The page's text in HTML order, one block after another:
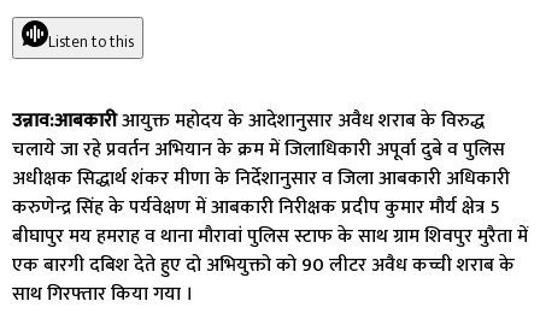
Listen to this
उन्नाव:आबकारीआयुक्त महोदय के आदेशानुसार अवैध शराब के विरुद्ध
चलाये जा रहे प्रवर्तन अभियान के क्रम में जिलाधिकारी अपूर्वा दुबे व पुलिस
अधीक्षक सिद्धार्थ शंकर मीणा के निर्देशानुसार व जिला आबकारी अधिकारी
करुणेन्द्र सिंह के पर्यवेक्षण में आबकारी निरीक्षक प्रदीप कुमार मौर्य क्षेत्र 5
बीघापुर मय हमराह व थाना मौरावां पुलिस स्टाफ के साथ ग्राम शिवपुर मुरैता में
एक बारगी दबिश देते हुए दो अभियुक्तो को 90 लीटर अवैध कच्ची शराब के
साथ गिरफ्तार किया गया ।